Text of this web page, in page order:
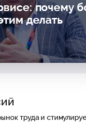
почему
делать
труда и